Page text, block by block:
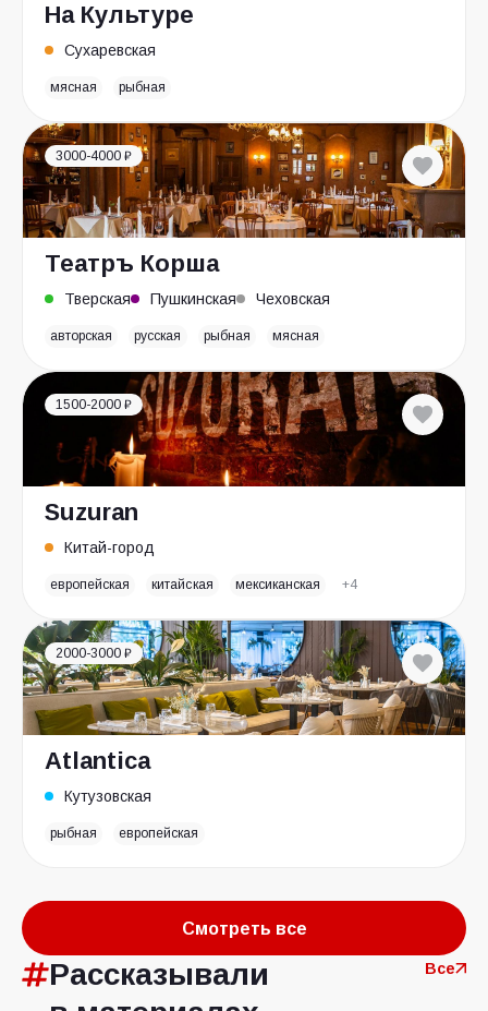
На Культуре
Сухаревская
мясная рыбная
3000-4000 ₽
Театръ Корша
Тверская Пушкинская Чеховская
авторская русская рыбная мясная
1500-2000 ₽
Suzuran
Китай-город
европейская китайская мексиканская +4
2000-3000 ₽
Atlantica
Кутузовская
рыбная европейская
Смотреть все
Рассказывали
Все